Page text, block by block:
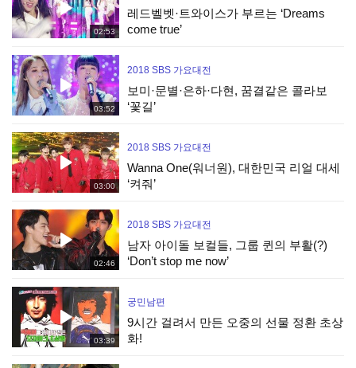
02:53
레드벨벳·트와이스가 부르는 ‘Dreams
come true’
03:52
2018 SBS 가요대전
보미·문별·은하·다현, 꿈결같은 콜라보
‘꽃길’
03:00
2018 SBS 가요대전
Wanna One(워너원), 대한민국 리얼 대세
‘켜줘’
02:46
2018 SBS 가요대전
남자 아이돌 보컬들, 그룹 퀸의 부활(?)
‘Don’t stop me now’
03:39
궁민남편
9시간 걸려서 만든 오중의 선물 정환 초상
화!